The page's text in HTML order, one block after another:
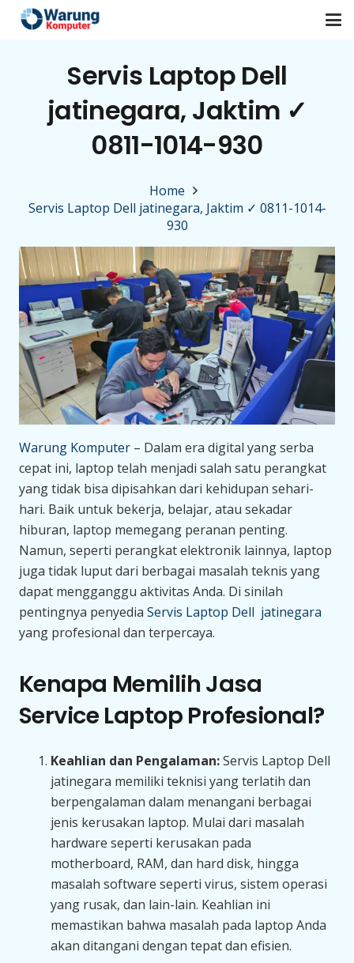
Servis Laptop Dell
jatinegara, Jaktim ✓
0811-1014-930
Home
Servis Laptop Dell jatinegara, Jaktim ✓ 0811-1014-
930
Warung Komputer – Dalam era digital yang serba
cepat ini, laptop telah menjadi salah satu perangkat
yang tidak bisa dipisahkan dari kehidupan sehari-
hari. Baik untuk bekerja, belajar, atau sekadar
hiburan, laptop memegang peranan penting.
Namun, seperti perangkat elektronik lainnya, laptop
juga tidak luput dari berbagai masalah teknis yang
dapat mengganggu aktivitas Anda. Di sinilah
pentingnya penyedia Servis Laptop Dell jatinegara
yang profesional dan terpercaya.
Kenapa Memilih Jasa
Service Laptop Profesional?
Keahlian dan Pengalaman:Servis Laptop Dell
jatinegara memiliki teknisi yang terlatih dan
berpengalaman dalam menangani berbagai
jenis kerusakan laptop. Mulai dari masalah
hardware seperti kerusakan pada
motherboard, RAM, dan hard disk, hingga
masalah software seperti virus, sistem operasi
yang rusak, dan lain-lain. Keahlian ini
memastikan bahwa masalah pada laptop Anda
akan ditangani dengan tepat dan efisien.